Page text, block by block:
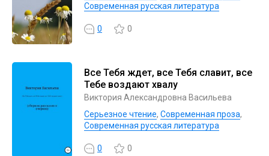
Современная русская литература
0 0
Все Тебя ждет, все Тебя славит, все
Тебе воздают хвалу
Виктория Александровна Васильева
Серьезное чтение, Современная проза,
Современная русская литература
0 0